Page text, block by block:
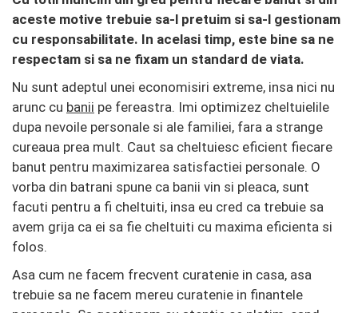
aceste motive trebuie sa-l pretuim si sa-l gestionam
cu responsabilitate. In acelasi timp, este bine sa ne
respectam si sa ne fixam un standard de viata.
Nu sunt adeptul unei economisiri extreme, insa nici nu
arunc cu banii pe fereastra. Imi optimizez cheltuielile
dupa nevoile personale si ale familiei, fara a strange
cureaua prea mult. Caut sa cheltuiesc eficient fiecare
banut pentru maximizarea satisfactiei personale. O
vorba din batrani spune ca banii vin si pleaca, sunt
facuti pentru a fi cheltuiti, insa eu cred ca trebuie sa
avem grija ca ei sa fie cheltuiti cu maxima eficienta si
folos.
Asa cum ne facem frecvent curatenie in casa, asa
trebuie sa ne facem mereu curatenie in finantele